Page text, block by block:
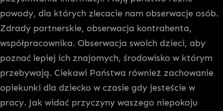
powody, dla których zlecacie nam obserwacje osób.
Zdrady partnerskie, obserwacja kontrahenta,
współpracownika. Obserwacja swoich dzieci, aby
poznać lepiej ich znajomych, środowisko w którym
przebywają. Ciekawi Państwa również zachowanie
opiekunki dla dziecko w czasie gdy jesteście w
pracy. Jak widać przyczyny waszego niepokoju